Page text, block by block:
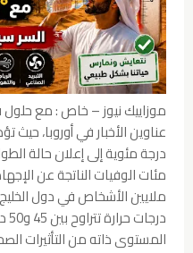
موزاييك نيوز – خاص : مع
درجة مئوية إلى إعلان حالة
مئات الوفيات الناتجة عن
ملايين الأشخاص في دول
المستوى ذاته من التأثيرات